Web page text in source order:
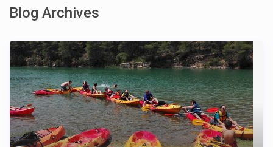
Blog Archives